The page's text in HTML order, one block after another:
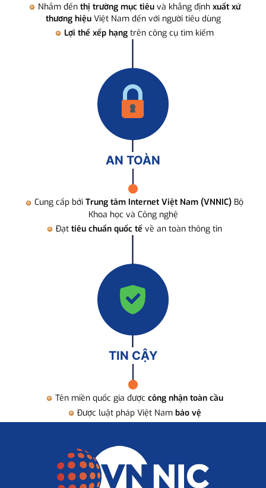
Nhắm đến thị trường mục tiêuvà khẳng định xuất xứ
thương hiệuViệt Nam đến với người tiêu dùng
Lợi thế xếp hạng trên công cụ tìm kiếm
AN TOÀN
Cung cấp bởi Trung tâm Internet Việt Nam (VNNIC) Bộ
Khoa học và Công nghệ
Đạt tiêu chuẩn quốc tế về an toàn thông tin
TIN CẬY
Tên miền quốc gia được công nhận toàn cầu
Được luật pháp Việt Nam bảo vệ